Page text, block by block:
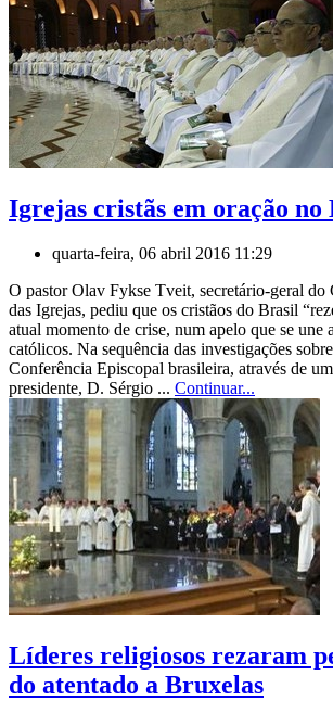
Igrejas cristãs em oração no
quarta-feira, 06 abril 2016 11:29
O pastor Olav Fykse Tveit, secretário-geral do
das Igrejas, pediu que os cristãos do Brasil
atual momento de crise, num apelo que se une
católicos. Na sequência das investigações
Conferência Episcopal brasileira, através de
presidente, D. Sérgio ... Continuar...
Líderes religiosos rezaram
do atentado a Bruxelas